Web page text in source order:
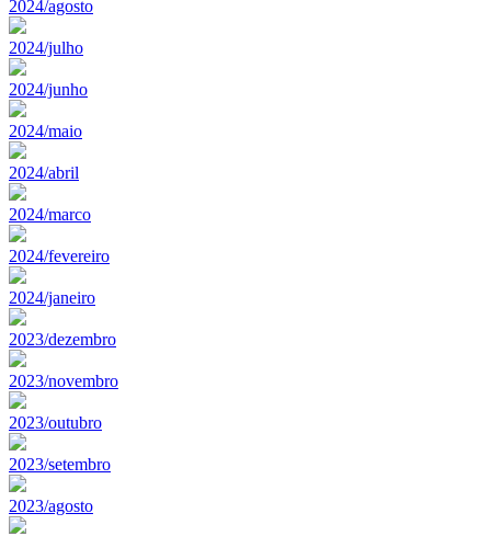
2024/agosto
2024/julho
2024/junho
2024/maio
2024/abril
2024/marco
2024/fevereiro
2024/janeiro
2023/dezembro
2023/novembro
2023/outubro
2023/setembro
2023/agosto